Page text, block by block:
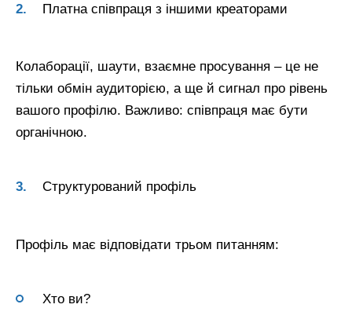
Платна співпраця з іншими креаторами
Колаборації, шаути, взаємне просування – це не
тільки обмін аудиторією, а ще й сигнал про рівень
вашого профілю. Важливо: співпраця має бути
органічною.
Структурований профіль
Профіль має відповідати трьом питанням:
Хто ви?